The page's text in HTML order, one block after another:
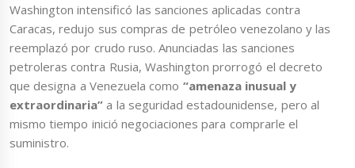
Washington intensificó las sanciones aplicadas contra
Caracas, redujo sus compras de petróleo venezolano y las
reemplazó por crudo ruso. Anunciadas las sanciones
petroleras contra Rusia, Washington prorrogó el decreto
que designa a Venezuela como “amenaza inusual y
extraordinaria” a la seguridad estadounidense, pero al
mismo tiempo inició negociaciones para comprarle el
suministro.